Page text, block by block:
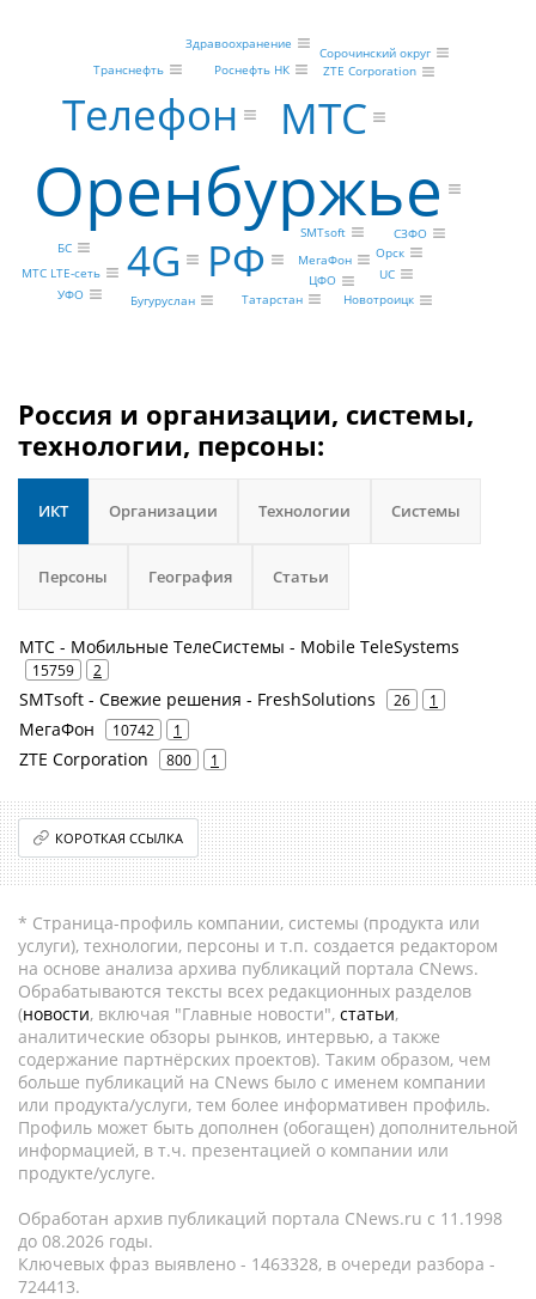
Оренбуржье
МТС
Телефон
4G РФ
SMTsoft
МегаФон
ZTE Corporation
Роснефть НК
Транснефть
БС
UC
МТС LTE-сеть
УФО
Бугуруслан Татарстан
Орск
ЦФО
Новотроицк
СЗФО
Сорочинский округ
Здравоохранение
Россия и организации, системы,
технологии, персоны:
ИКТ Организации Технологии Системы
Персоны География Статьи
МТС - Мобильные ТелеСистемы - Mobile TeleSystems
15759 2
SMTsoft - Свежие решения - FreshSolutions 26 1
МегаФон 10742 1
ZTE Corporation 800 1
КОРОТКАЯ ССЫЛКА
* Страница-профиль компании, системы (продукта или
услуги), технологии, персоны и т.п. создается редактором
на основе анализа архива публикаций портала CNews.
Обрабатываются тексты всех редакционных разделов
(новости, включая "Главные новости", статьи,
аналитические обзоры рынков, интервью, а также
содержание партнёрских проектов). Таким образом, чем
больше публикаций на CNews было с именем компании
или продукта/услуги, тем более информативен профиль.
Профиль может быть дополнен (обогащен) дополнительной
информацией, в т.ч. презентацией о компании или
продукте/услуге.
Обработан архив публикаций портала CNews.ru c 11.1998
до 08.2026 годы.
Ключевых фраз выявлено - 1463328, в очереди разбора -
724413.